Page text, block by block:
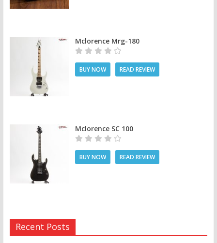
Mclorence Mrg-180
BUY NOW READ REVIEW
Mclorence SC 100
BUY NOW READ REVIEW
Recent Posts